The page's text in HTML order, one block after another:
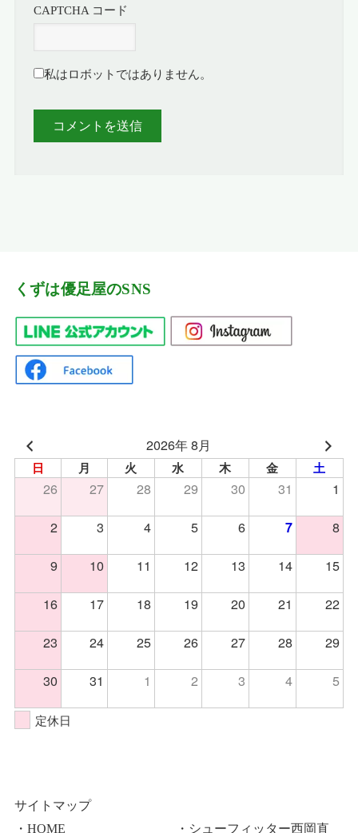
CAPTCHA コード
私はロボットではありません。
くずは優足屋のSNS
2026年 8月
日 月 火 水 木 金 土
26 27 28 29 30 31
1
2
3 4 5 6 7
8
9
10 11 12 13 14
15
16
17 18 19 20 21
22
23
24 25 26 27 28
29
30
31 1 2 3 4 5
定休日
サイトマップ
・HOME
・シューフィッター西岡直